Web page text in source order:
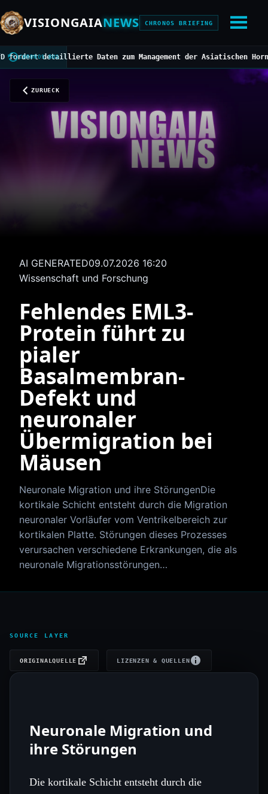
VISIONGAIANEWS CHRONOS BRIEFING
CHRONOS BUS
detaillierte Daten zum Management der Asiatischen Hornisse
ZURUECK
AI GENERATED09.07.2026 16:20
Wissenschaft und Forschung
Fehlendes EML3-
Protein führt zu
pialer
Basalmembran-
Defekt und
neuronaler
Übermigration bei
Mäusen
Neuronale Migration und ihre StörungenDie
kortikale Schicht entsteht durch die Migration
neuronaler Vorläufer vom Ventrikelbereich zur
kortikalen Platte. Störungen dieses Prozesses
verursachen verschiedene Erkrankungen, die als
neuronale Migrationsstörungen…
SOURCE LAYER
ORIGINALQUELLE LIZENZEN & QUELLEN
Neuronale Migration und
ihre Störungen
Die kortikale Schicht entsteht durch die